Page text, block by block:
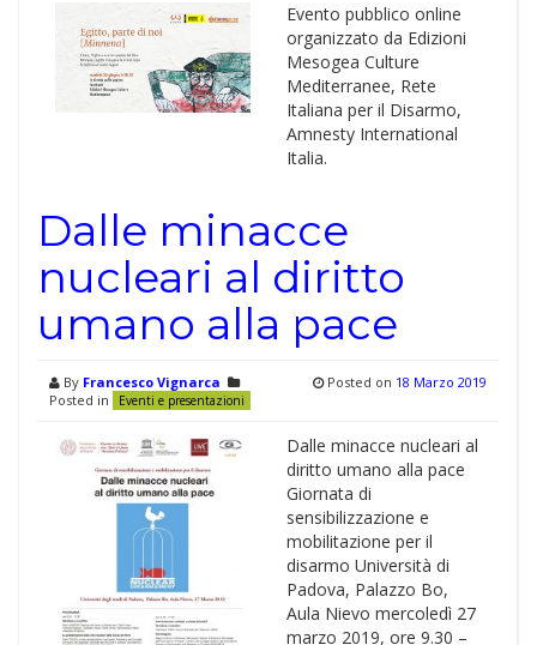
Evento pubblico online
organizzato da Edizioni
Mesogea Culture
Mediterranee, Rete
Italiana per il Disarmo,
Amnesty International
Italia.
Dalle minacce
nucleari al diritto
umano alla pace
By Francesco Vignarca
Posted in
Eventi e presentazioni
Posted on 18 Marzo 2019
Dalle minacce nucleari al
diritto umano alla pace
Giornata di
sensibilizzazione e
mobilitazione per il
disarmo Università di
Padova, Palazzo Bo,
Aula Nievo mercoledì 27
marzo 2019, ore 9.30 –